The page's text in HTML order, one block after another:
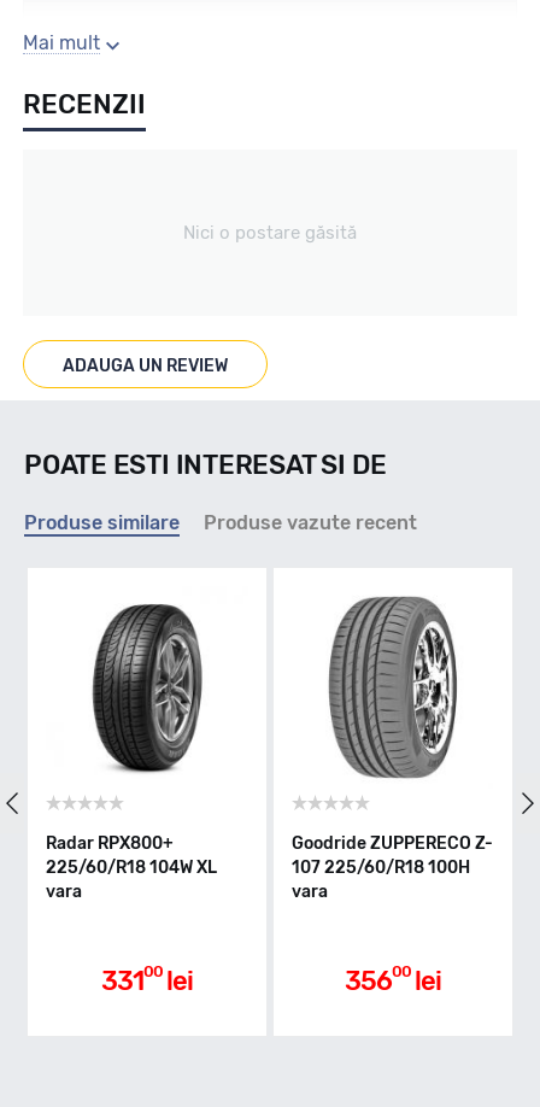
Sezon
Vara
Marcaje
Indice viteza
Indice greutate
D
Aderenta pe carosabil ud
Mai mult
RECENZII
Nici o postare găsită
ADAUGA UN REVIEW
POATE ESTI INTERESAT SI DE
Produse similare Produse vazute recent
Radar RPX800+
225/60/R18 104W XL
vara
33100 lei
Goodride ZUPPERECO Z-
107 225/60/R18 100H
vara
35600 lei